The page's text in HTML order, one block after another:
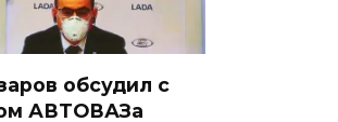
обсудил с
АВТОВАЗа